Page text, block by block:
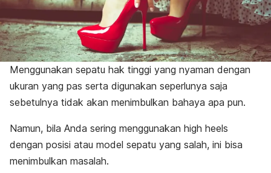
Menggunakan sepatu hak tinggi yang nyaman dengan
ukuran yang pas serta digunakan seperlunya saja
sebetulnya tidak akan menimbulkan bahaya apa pun.
Namun, bila Anda sering menggunakan high heels
dengan posisi atau model sepatu yang salah, ini bisa
menimbulkan masalah.